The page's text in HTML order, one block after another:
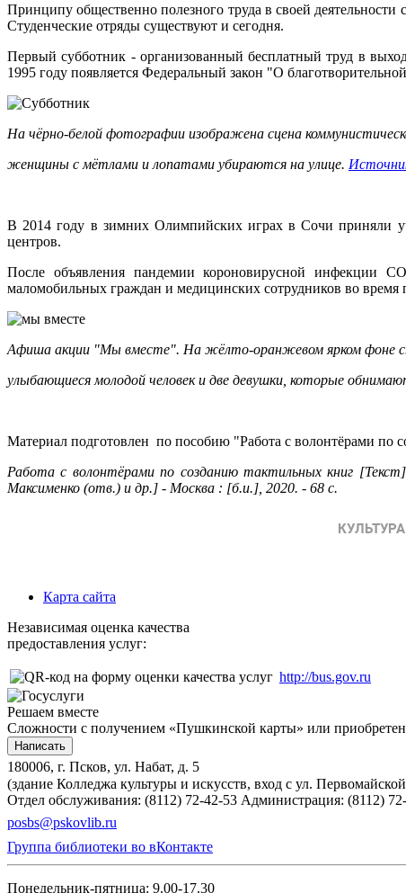
Принципу общественно полезного труда в своей
Студенческие отряды существуют и сегодня.
Первый субботник - организованный бесплатный труд в
1995 году появляется Федеральный закон "О
На чёрно-белой фотографии изображена сцена
женщины с мётлами и лопатами убираются на улице.
В 2014 году в зимних Олимпийских играх в Сочи приняли
центров.
После объявления пандемии короновирусной инфекции
маломобильных граждан и медицинских сотрудников во время
Афиша акции "Мы вместе". На жёлто-оранжевом ярком фоне
улыбающиеся молодой человек и две девушки, которые
Материал подготовлен по пособию "Работа с волонтёрами по
Работа с волонтёрами по созданию тактильных книг
Максименко (отв.) и др.] - Москва : [б.и.], 2020. - 68 с.
Карта сайта
Независимая оценка качества
предоставления услуг:
http://bus.gov.ru
Решаем вместе
Сложности с получением «Пушкинской карты» или
Написать
180006, г. Псков, ул. Набат, д. 5
(здание Колледжа культуры и искусств, вход с ул.
Отдел обслуживания: (8112) 72-42-53 Администрация: (8112)
posbs@pskovlib.ru
Группа библиотеки во вКонтакте
Понедельник-пятница: 9.00-17.30